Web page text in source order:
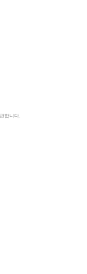
합니다.